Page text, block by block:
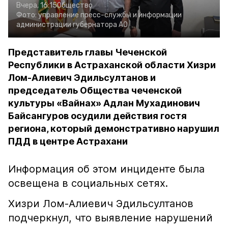
Вчера, 16:15Общество
Фото: управление пресс-службы и информации
администрации губернатора АО
Представитель главы Чеченской
Республики в Астраханской области Хизри
Лом-Алиевич Эдильсултанов и
председатель Общества чеченской
культуры «Вайнах» Адлан Мухадинович
Байсангуров осудили действия гостя
региона, который демонстративно нарушил
ПДД в центре Астрахани
Информация об этом инциденте была
освещена в социальных сетях.
Хизри Лом-Алиевич Эдильсултанов
подчеркнул, что выявление нарушений